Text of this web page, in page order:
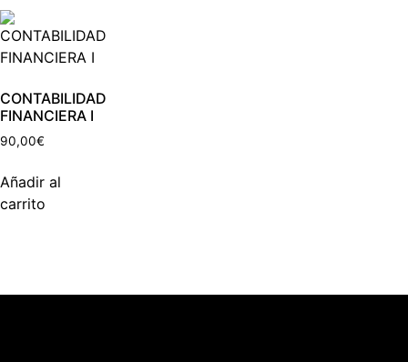
CONTABILIDAD
FINANCIERA I
90,00€
Añadir al
carrito